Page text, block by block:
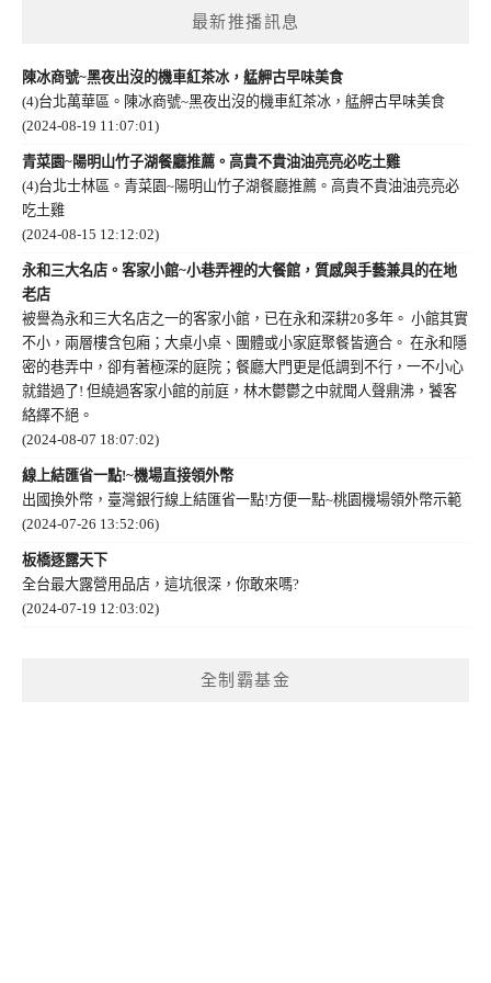
最新推播訊息
陳冰商號~黑夜出沒的機車紅茶冰，艋舺古早味美食
(4)台北萬華區。陳冰商號~黑夜出沒的機車紅茶冰，艋舺古早味美食
(2024-08-19 11:07:01)
青菜園~陽明山竹子湖餐廳推薦。高貴不貴油油亮亮必吃土雞
(4)台北士林區。青菜園~陽明山竹子湖餐廳推薦。高貴不貴油油亮亮必
吃土雞
(2024-08-15 12:12:02)
永和三大名店。客家小館~小巷弄裡的大餐館，質感與手藝兼具的在地
老店
被譽為永和三大名店之一的客家小館，已在永和深耕20多年。 小館其實
不小，兩層樓含包廂；大桌小桌、團體或小家庭聚餐皆適合。 在永和隱
密的巷弄中，卻有著極深的庭院；餐廳大門更是低調到不行，一不小心
就錯過了! 但繞過客家小館的前庭，林木鬱鬱之中就聞人聲鼎沸，饕客
絡繹不絕。
(2024-08-07 18:07:02)
線上結匯省一點!~機場直接領外幣
出國換外幣，臺灣銀行線上結匯省一點!方便一點~桃園機場領外幣示範
(2024-07-26 13:52:06)
板橋逐露天下
全台最大露營用品店，這坑很深，你敢來嗎?
(2024-07-19 12:03:02)
全制霸基金